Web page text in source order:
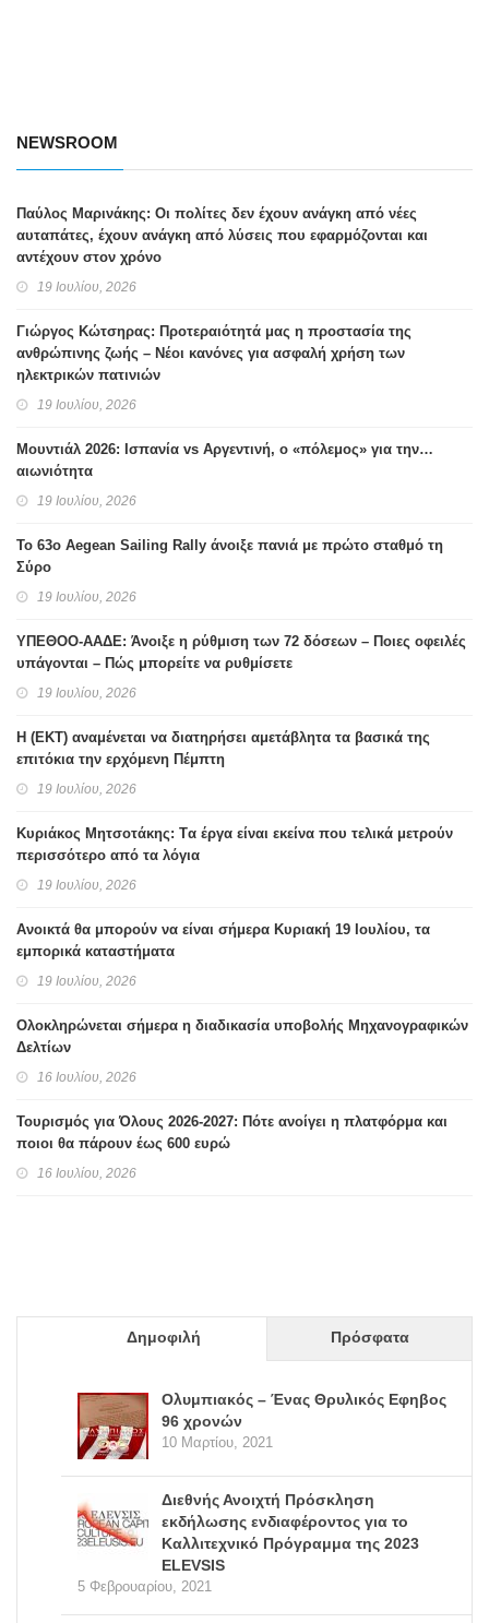
NEWSROOM
Παύλος Μαρινάκης: Οι πολίτες δεν έχουν ανάγκη από νέες
αυταπάτες, έχουν ανάγκη από λύσεις που εφαρμόζονται και
αντέχουν στον χρόνο
19 Ιουλίου, 2026
Γιώργος Κώτσηρας: Προτεραιότητά μας η προστασία της
ανθρώπινης ζωής – Νέοι κανόνες για ασφαλή χρήση των
ηλεκτρικών πατινιών
19 Ιουλίου, 2026
Μουντιάλ 2026: Ισπανία vs Αργεντινή, ο «πόλεμος» για την…
αιωνιότητα
19 Ιουλίου, 2026
Το 63ο Aegean Sailing Rally άνοιξε πανιά με πρώτο σταθμό τη
Σύρο
19 Ιουλίου, 2026
ΥΠΕΘΟΟ-ΑΑΔΕ: Άνοιξε η ρύθμιση των 72 δόσεων – Ποιες οφειλές
υπάγονται – Πώς μπορείτε να ρυθμίσετε
19 Ιουλίου, 2026
H (ΕΚΤ) αναμένεται να διατηρήσει αμετάβλητα τα βασικά της
επιτόκια την ερχόμενη Πέμπτη
19 Ιουλίου, 2026
Κυριάκος Μητσοτάκης: Tα έργα είναι εκείνα που τελικά μετρούν
περισσότερο από τα λόγια
19 Ιουλίου, 2026
Ανοικτά θα μπορούν να είναι σήμερα Κυριακή 19 Ιουλίου, τα
εμπορικά καταστήματα
19 Ιουλίου, 2026
Ολοκληρώνεται σήμερα η διαδικασία υποβολής Μηχανογραφικών
Δελτίων
16 Ιουλίου, 2026
Τουρισμός για Όλους 2026-2027: Πότε ανοίγει η πλατφόρμα και
ποιοι θα πάρουν έως 600 ευρώ
16 Ιουλίου, 2026
Δημοφιλή Πρόσφατα
Ολυμπιακός – Ένας Θρυλικός Εφηβος
96 χρονών
10 Μαρτίου, 2021
Διεθνής Ανοιχτή Πρόσκληση
εκδήλωσης ενδιαφέροντος για το
Καλλιτεχνικό Πρόγραμμα της 2023
ELEVSIS
5 Φεβρουαρίου, 2021